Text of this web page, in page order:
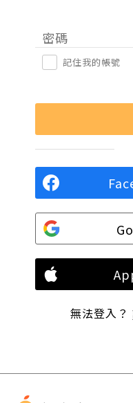
密碼
記住我的帳號
無法登入？